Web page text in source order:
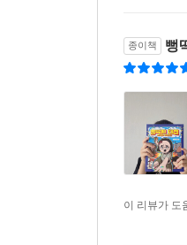
종이책 뻥
이 리뷰가 도